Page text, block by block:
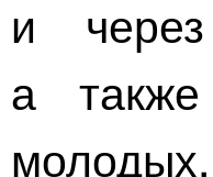
и через
а также